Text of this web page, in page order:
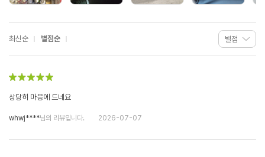
최신순 별점순
상당히 마응에 드네요
whwj****님의 리뷰입니다. 2026-07-07